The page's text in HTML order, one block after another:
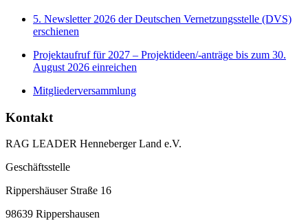
5. Newsletter 2026 der Deutschen Vernetzungsstelle (DVS)
erschienen
Projektaufruf für 2027 – Projektideen/-anträge bis zum 30.
August 2026 einreichen
Mitgliederversammlung
Kontakt
RAG LEADER Henneberger Land e.V.
Geschäftsstelle
Rippershäuser Straße 16
98639 Rippershausen